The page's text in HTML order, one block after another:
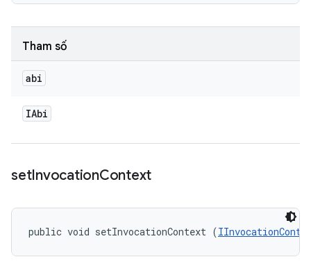
Tham số
abi
IAbi
setInvocationContext
public void setInvocationContext (